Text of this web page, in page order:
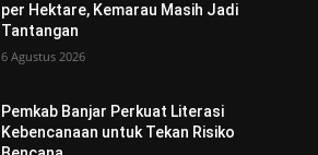
per Hektare, Kemarau Masih Jadi
Tantangan
6 Agustus 2026
Pemkab Banjar Perkuat Literasi
Kebencanaan untuk Tekan Risiko